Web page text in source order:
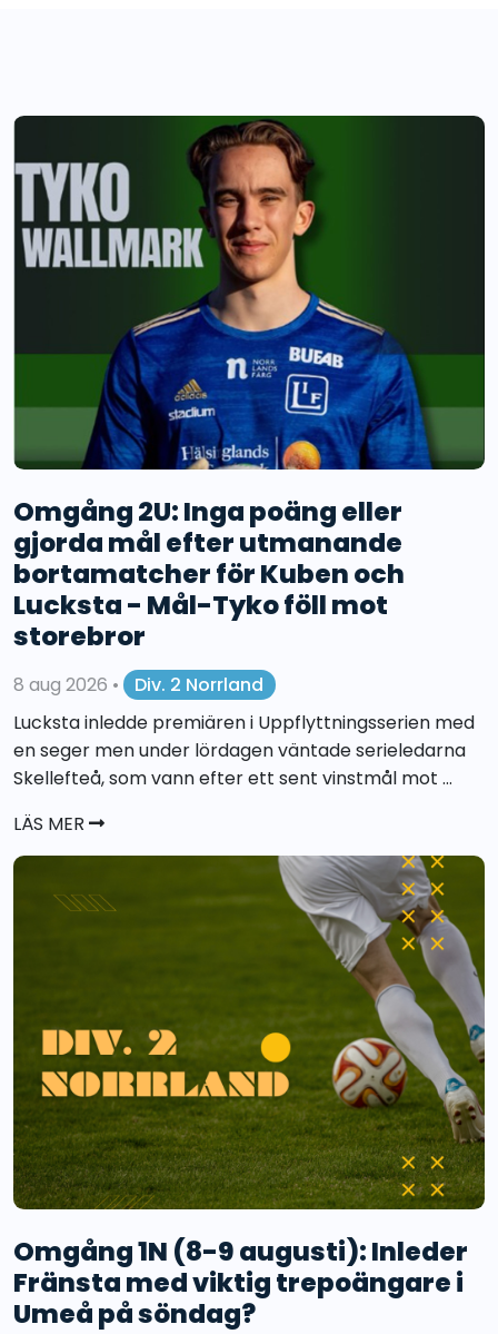
Omgång 2U: Inga poäng eller
gjorda mål efter utmanande
bortamatcher för Kuben och
Lucksta - Mål-Tyko föll mot
storebror
8 aug 2026 •
Div. 2 Norrland
Lucksta inledde premiären i Uppflyttningsserien med
en seger men under lördagen väntade serieledarna
Skellefteå, som vann efter ett sent vinstmål mot ...
LÄS MER
Omgång 1N (8-9 augusti): Inleder
Fränsta med viktig trepoängare i
Umeå på söndag?